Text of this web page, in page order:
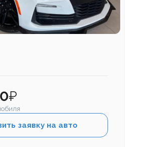
₽
заявку на авто